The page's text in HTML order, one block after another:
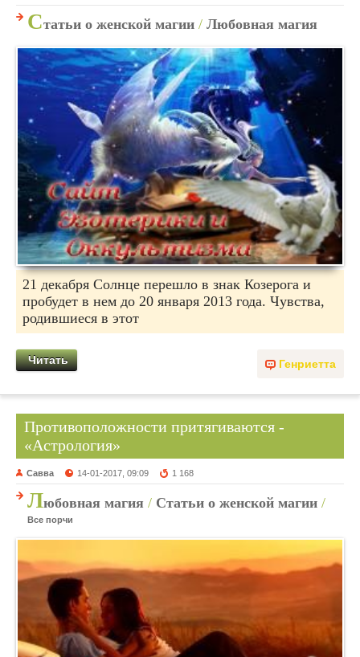
Статьи о женской магии / Любовная магия
21 декабря Солнце перешло в знак Козерога и
пробудет в нем до 20 января 2013 года. Чувства,
родившиеся в этот
Генриетта
Читать
Противоположности притягиваются -
«Астрология»
Савва 14-01-2017, 09:09 1 168
Любовная магия / Статьи о женской магии /
Все порчи